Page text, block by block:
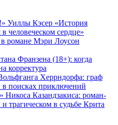
Уиллы Кэсер «История
человеческом сердце»
романе Мэри Лоусон
Франзена (18+): когда
корректура
Херрндорфа: граф
поисках приключений
Казандзакиса: роман-
трагическом в судьбе Крита